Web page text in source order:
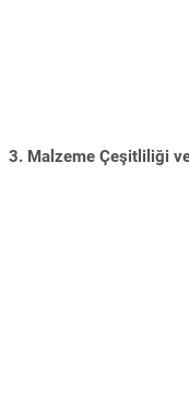
3. Malzeme Çeşitliliği